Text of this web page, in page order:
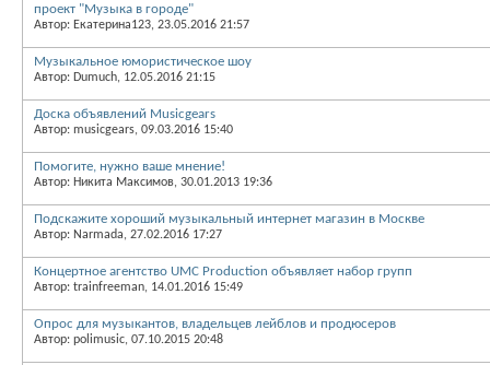
проект "Музыка в городе"
Автор: Екатерина123, 23.05.2016 21:57
Музыкальное юмористическое шоу
Автор: Dumuch, 12.05.2016 21:15
Доска объявлений Musicgears
Автор: musicgears, 09.03.2016 15:40
Помогите, нужно ваше мнение!
Автор: Никита Максимов, 30.01.2013 19:36
Подскажите хороший музыкальный интернет магазин в Москве
Автор: Narmada, 27.02.2016 17:27
Концертное агентство UMC Production объявляет набор групп
Автор: trainfreeman, 14.01.2016 15:49
Опрос для музыкантов, владельцев лейблов и продюсеров
Автор: polimusic, 07.10.2015 20:48